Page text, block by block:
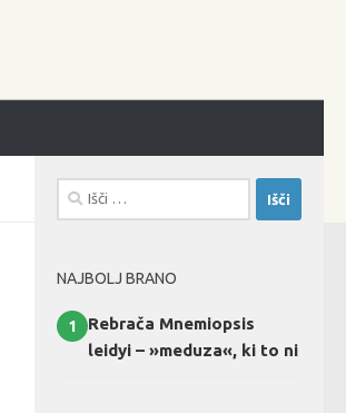
Išči:
NAJBOLJ BRANO
1
Rebrača Mnemiopsis
leidyi – »meduza«, ki to ni